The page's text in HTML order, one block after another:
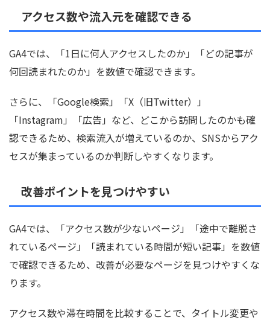
アクセス数や流入元を確認できる
GA4では、「1日に何人アクセスしたのか」「どの記事が
何回読まれたのか」を数値で確認できます。
さらに、「Google検索」「X（旧Twitter）」
「Instagram」「広告」など、どこから訪問したのかも確
認できるため、検索流入が増えているのか、SNSからアク
セスが集まっているのか判断しやすくなります。
改善ポイントを見つけやすい
GA4では、「アクセス数が少ないページ」「途中で離脱さ
れているページ」「読まれている時間が短い記事」を数値
で確認できるため、改善が必要なページを見つけやすくな
ります。
アクセス数や滞在時間を比較することで、タイトル変更や